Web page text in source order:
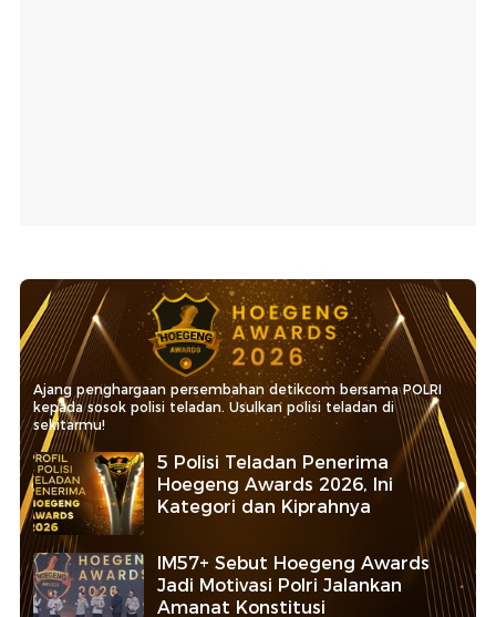
Ajang penghargaan persembahan detikcom bersama POLRI
kepada sosok polisi teladan. Usulkan polisi teladan di
sekitarmu!
5 Polisi Teladan Penerima
Hoegeng Awards 2026, Ini
Kategori dan Kiprahnya
IM57+ Sebut Hoegeng Awards
Jadi Motivasi Polri Jalankan
Amanat Konstitusi